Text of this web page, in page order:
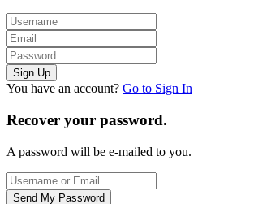
You have an account? Go to Sign In
Recover your password.
A password will be e-mailed to you.